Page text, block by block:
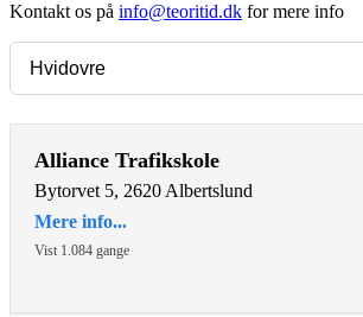
Kontakt os på info@teoritid.dk for mere info
Alliance Trafikskole
Bytorvet 5, 2620 Albertslund
Mere info...
Vist 1.084 gange